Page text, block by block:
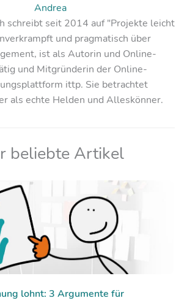
Andrea
schreibt seit 2014 auf "Projekte leicht
und pragmatisch über
ist als Autorin und Online-
und Mitgründerin der Online-
ittp. Sie betrachtet
als echte Helden und Alleskönner.
beliebte Artikel
lohnt: 3 Argumente für